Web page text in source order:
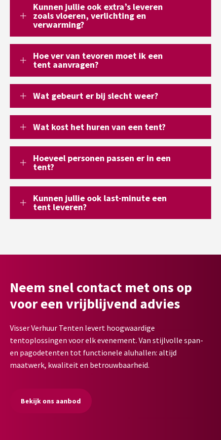
Kunnen jullie ook extra’s leveren
zoals vloeren, verlichting en
verwarming?
Hoe ver van tevoren moet ik een
tent aanvragen?
Wat gebeurt er bij slecht weer?
Wat kost het huren van een tent?
Hoeveel personen passen er in een
tent?
Kunnen jullie ook last-minute een
tent leveren?
Neem snel contact met ons op
voor een vrijblijvend advies
Visser Verhuur Tenten levert hoogwaardige
tentoplossingen voor elk evenement. Van stijlvolle span-
en pagodetenten tot functionele aluhallen: altijd
maatwerk, kwaliteit en betrouwbaarheid.
Bekijk ons aanbod